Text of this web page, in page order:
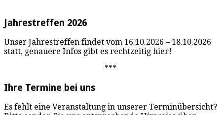
Jahrestreffen 2026
Unser Jahrestreffen findet vom 16.10.2026 – 18.10.2026
statt, genauere Infos gibt es rechtzeitig hier!
***
Ihre Termine bei uns
Es fehlt eine Veranstaltung in unserer Terminübersicht?